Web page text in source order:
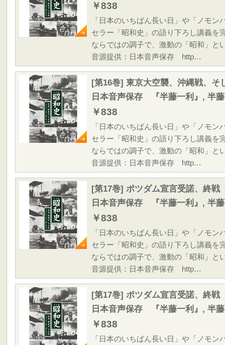
￥838
「日本のいちばん長い日」や「ノモ
セラー「昭和史」の語り下ろし講義を
ならではの調子で、激動の「昭和」
音源提供：日本音声保存 http…
[第16巻] 東京大空襲、沖縄戦、そ
日本音声保存 『半藤一利』, 半
￥838
「日本のいちばん長い日」や「ノモ
セラー「昭和史」の語り下ろし講義を
ならではの調子で、激動の「昭和」
音源提供：日本音声保存 http…
[第17巻] ポツダム宣言受諾、終戦
日本音声保存 『半藤一利』, 半
￥838
「日本のいちばん長い日」や「ノモ
セラー「昭和史」の語り下ろし講義を
ならではの調子で、激動の「昭和」
音源提供：日本音声保存 http…
[第17巻] ポツダム宣言受諾、終戦
日本音声保存 『半藤一利』, 半
￥838
「日本のいちばん長い日」や「ノモ